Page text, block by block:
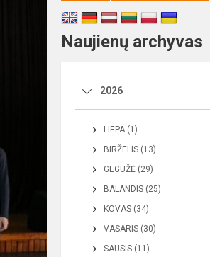
Naujienų archyvas
2026
LIEPA (1)
BIRŽELIS (13)
GEGUŽĖ (29)
BALANDIS (25)
KOVAS (34)
VASARIS (30)
SAUSIS (11)